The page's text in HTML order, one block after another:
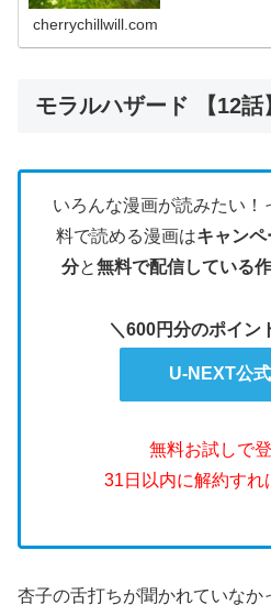
cherrychillwill.com
モラルハザード 【12話
いろんな漫画が読みたい！
料で読める漫画はキャンペ
分と無料で配信している
＼600円分のポイン
U-NEXT公
無料お試しで
31日以内に解約すれ
杏子の舌打ちが聞かれていなか